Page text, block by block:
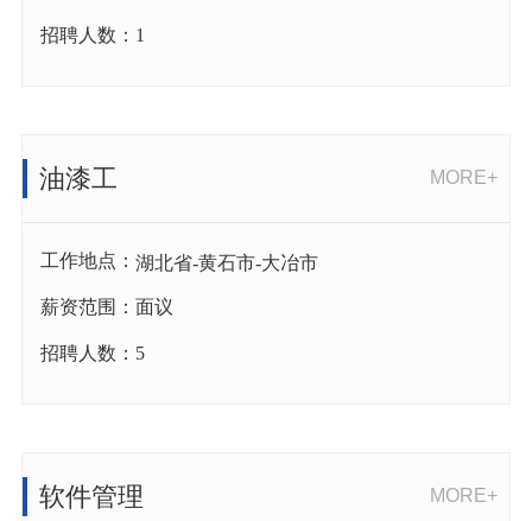
招聘人数： 1
油漆工 MORE+
工作地点： 湖北省-黄石市-大冶市
薪资范围： 面议
招聘人数： 5
软件管理 MORE+